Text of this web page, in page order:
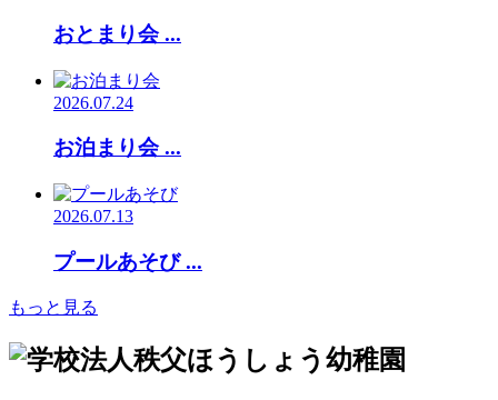
おとまり会 ...
2026.07.24
お泊まり会 ...
2026.07.13
プールあそび ...
もっと見る